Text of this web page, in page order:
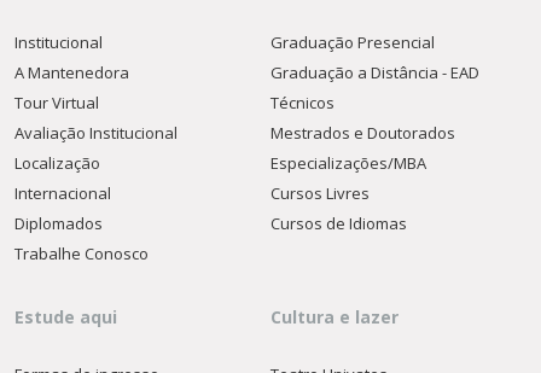
Institucional
A Mantenedora
Tour Virtual
Avaliação Institucional
Localização
Internacional
Diplomados
Trabalhe Conosco
Graduação Presencial
Graduação a Distância - EAD
Técnicos
Mestrados e Doutorados
Especializações/MBA
Cursos Livres
Cursos de Idiomas
Estude aqui Cultura e lazer